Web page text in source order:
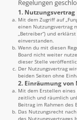
Regelungen
1. Nutzungsvertrag
Mit dem Zugriff auf
einen Nutzungsvertrag
„Betreiber“) und
einverstanden.
Wenn du mit diesen
Board nicht weiter
dieser Stelle
Der Nutzungsvertrag
beiden Seiten ohne
2. Einräumung von
Mit dem Erstellen
zeitlich und räumlich
Beitrag im Rahmen des
Das Nutzungsrecht
des Nutzungsvertrages